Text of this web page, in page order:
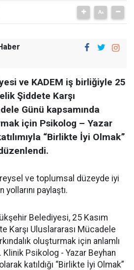
ve KADEM iş birliğiyle 25
Şiddete Karşı
Günü kapsamında
için Psikolog – Yazar
“Birlikte İyi Olmak”
ve toplumsal düzeyde iyi
yollarını paylaştı.
Belediyesi, 25 Kasım
Karşı Uluslararası Mücadele
oluşturmak için anlamlı
Psikolog - Yazar Beyhan
katıldığı “Birlikte İyi Olmak”